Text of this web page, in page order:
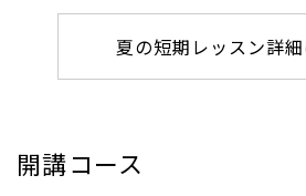
夏の短期レッスン詳
開講コース